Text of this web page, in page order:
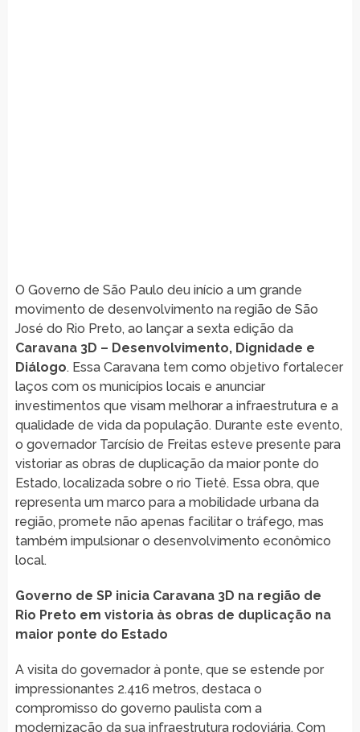
O Governo de São Paulo deu início a um grande
movimento de desenvolvimento na região de São
José do Rio Preto, ao lançar a sexta edição da
Caravana 3D – Desenvolvimento, Dignidade e
Diálogo. Essa Caravana tem como objetivo fortalecer
laços com os municípios locais e anunciar
investimentos que visam melhorar a infraestrutura e a
qualidade de vida da população. Durante este evento,
o governador Tarcísio de Freitas esteve presente para
vistoriar as obras de duplicação da maior ponte do
Estado, localizada sobre o rio Tietê. Essa obra, que
representa um marco para a mobilidade urbana da
região, promete não apenas facilitar o tráfego, mas
também impulsionar o desenvolvimento econômico
local.
Governo de SP inicia Caravana 3D na região de
Rio Preto em vistoria às obras de duplicação na
maior ponte do Estado
A visita do governador à ponte, que se estende por
impressionantes 2.416 metros, destaca o
compromisso do governo paulista com a
modernização da sua infraestrutura rodoviária. Com